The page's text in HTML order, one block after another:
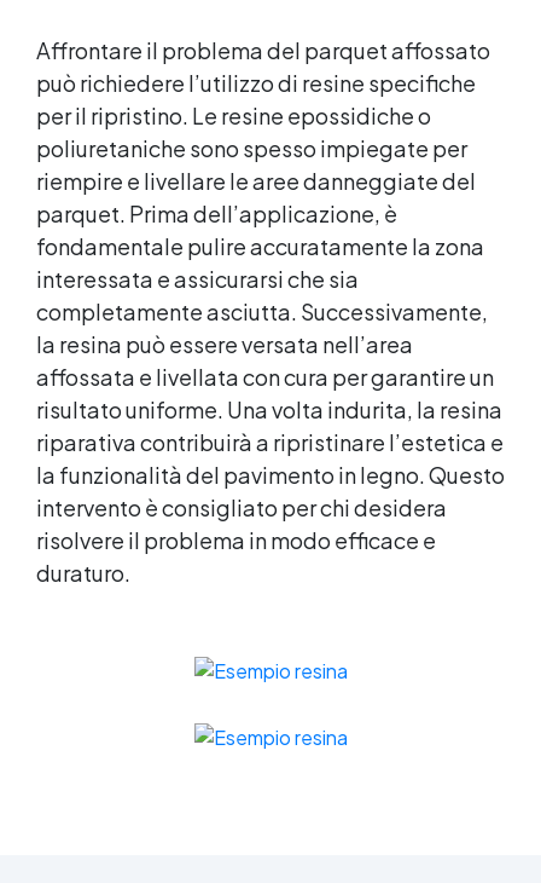
Affrontare il problema del parquet affossato
può richiedere l’utilizzo di resine specifiche
per il ripristino. Le resine epossidiche o
poliuretaniche sono spesso impiegate per
riempire e livellare le aree danneggiate del
parquet. Prima dell’applicazione, è
fondamentale pulire accuratamente la zona
interessata e assicurarsi che sia
completamente asciutta. Successivamente,
la resina può essere versata nell’area
affossata e livellata con cura per garantire un
risultato uniforme. Una volta indurita, la resina
riparativa contribuirà a ripristinare l’estetica e
la funzionalità del pavimento in legno. Questo
intervento è consigliato per chi desidera
risolvere il problema in modo efficace e
duraturo.